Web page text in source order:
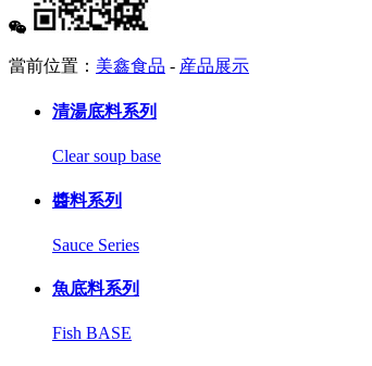
當前位置： 美鑫食品 - 産品展示
清湯底料系列
Clear soup base
醬料系列
Sauce Series
魚底料系列
Fish BASE